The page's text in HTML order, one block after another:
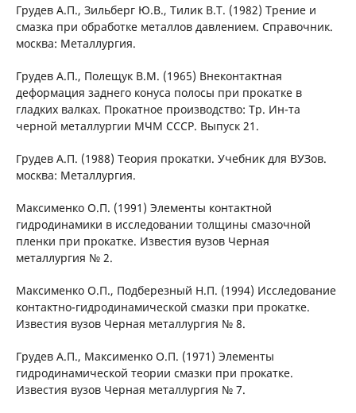
Грудев А.П., Зильберг Ю.В., Тилик В.Т. (1982) Трение и
смазка при обработке металлов давлением. Справочник.
москва: Металлургия.
Грудев А.П., Полещук В.М. (1965) Внеконтактная
деформация заднего конуса полосы при прокатке в
гладких валках. Прокатное производство: Тр. Ин-та
черной металлургии МЧМ СССР. Выпуск 21.
Грудев А.П. (1988) Теория прокатки. Учебник для ВУЗов.
москва: Металлургия.
Максименко О.П. (1991) Элементы контактной
гидродинамики в исследовании толщины смазочной
пленки при прокатке. Известия вузов Черная
металлургия № 2.
Максименко О.П., Подберезный Н.П. (1994) Исследование
контактно-гидродинамической смазки при прокатке.
Известия вузов Черная металлургия № 8.
Грудев А.П., Максименко О.П. (1971) Элементы
гидродинамической теории смазки при прокатке.
Известия вузов Черная металлургия № 7.